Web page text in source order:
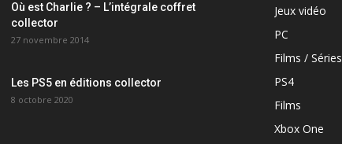
Où est Charlie ? – L’intégrale coffret
collector
27 novembre 2014
Les PS5 en éditions collector
8 octobre 2020
Jeux vidéo
PC
Films / Séries
PS4
Films
Xbox One